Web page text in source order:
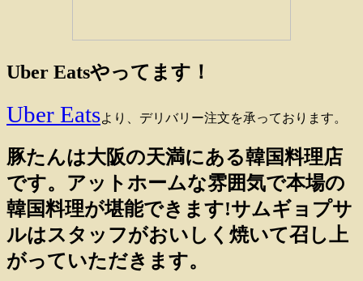
ョ
Uber Eatsやってます！
Uber Eatsより、デリバリー注文を承っております。
豚たんは大阪の天満にある韓国料理店
です。アットホームな雰囲気で本場の
韓国料理が堪能できます!サムギョプサ
ルはスタッフがおいしく焼いて召し上
がっていただきます。